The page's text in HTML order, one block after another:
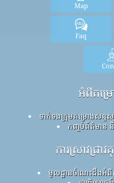
Map
Faq
អំពីគម្រ
ទាក់ទងក្រុមគម្រោងសន្
កញ្ចប់ព័ត៌មាន និ
ការស្រាវជ្រ
មូលដ្ឋានចំណេះដឹងអំ